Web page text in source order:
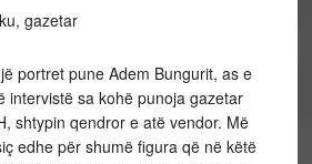
gazetar
portret pune Adem Bungurit, as e
intervistë sa kohë punoja gazetar
shtypin qendror e atë vendor. Më
edhe për shumë figura që në këtë